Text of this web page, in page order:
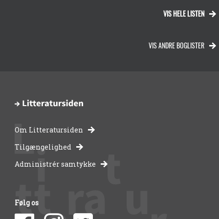
VIS HELE LISTEN
VIS ANDRE BOGLISTER
-
bibliotekernes
side
Om Litteratursiden
Tilgængelighed
Administrér samtykke
Følg os